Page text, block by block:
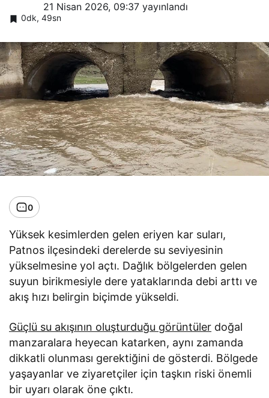
21 Nisan 2026, 09:37 yayınlandı
0dk, 49sn
0
Yüksek kesimlerden gelen eriyen kar suları,
Patnos ilçesindeki derelerde su seviyesinin
yükselmesine yol açtı. Dağlık bölgelerden gelen
suyun birikmesiyle dere yataklarında debi arttı ve
akış hızı belirgin biçimde yükseldi.
Güçlü su akışının oluşturduğu görüntüler doğal
manzaralara heyecan katarken, aynı zamanda
dikkatli olunması gerektiğini de gösterdi. Bölgede
yaşayanlar ve ziyaretçiler için taşkın riski önemli
bir uyarı olarak öne çıktı.